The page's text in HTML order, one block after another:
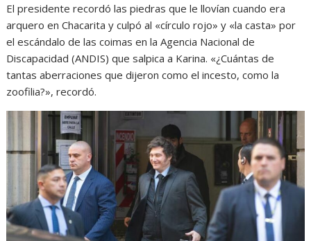
El presidente recordó las piedras que le llovían cuando era
arquero en Chacarita y culpó al «círculo rojo» y «la casta» por
el escándalo de las coimas en la Agencia Nacional de
Discapacidad (ANDIS) que salpica a Karina. «¿Cuántas de
tantas aberraciones que dijeron como el incesto, como la
zoofilia?», recordó.